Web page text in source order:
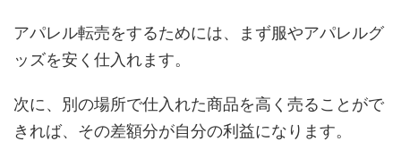
アパレル転売をするためには、まず服やアパレルグ
ッズを安く仕入れます。
次に、別の場所で仕入れた商品を高く売ることがで
きれば、その差額分が自分の利益になります。